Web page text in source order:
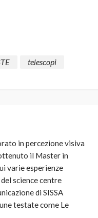
telescopi
in percezione visiva
il Master in
varie esperienze
science centre
di SISSA
testate come Le